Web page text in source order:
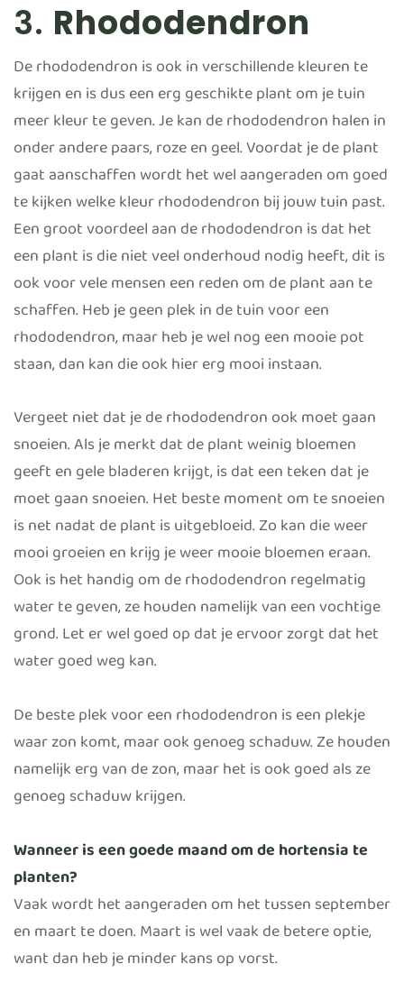
3. Rhododendron
De rhododendron is ook in verschillende kleuren te
krijgen en is dus een erg geschikte plant om je tuin
meer kleur te geven. Je kan de rhododendron halen in
onder andere paars, roze en geel. Voordat je de plant
gaat aanschaffen wordt het wel aangeraden om goed
te kijken welke kleur rhododendron bij jouw tuin past.
Een groot voordeel aan de rhododendron is dat het
een plant is die niet veel onderhoud nodig heeft, dit is
ook voor vele mensen een reden om de plant aan te
schaffen. Heb je geen plek in de tuin voor een
rhododendron, maar heb je wel nog een mooie pot
staan, dan kan die ook hier erg mooi instaan.
Vergeet niet dat je de rhododendron ook moet gaan
snoeien. Als je merkt dat de plant weinig bloemen
geeft en gele bladeren krijgt, is dat een teken dat je
moet gaan snoeien. Het beste moment om te snoeien
is net nadat de plant is uitgebloeid. Zo kan die weer
mooi groeien en krijg je weer mooie bloemen eraan.
Ook is het handig om de rhododendron regelmatig
water te geven, ze houden namelijk van een vochtige
grond. Let er wel goed op dat je ervoor zorgt dat het
water goed weg kan.
De beste plek voor een rhododendron is een plekje
waar zon komt, maar ook genoeg schaduw. Ze houden
namelijk erg van de zon, maar het is ook goed als ze
genoeg schaduw krijgen.
Wanneer is een goede maand om de hortensia te
planten?
Vaak wordt het aangeraden om het tussen september
en maart te doen. Maart is wel vaak de betere optie,
want dan heb je minder kans op vorst.